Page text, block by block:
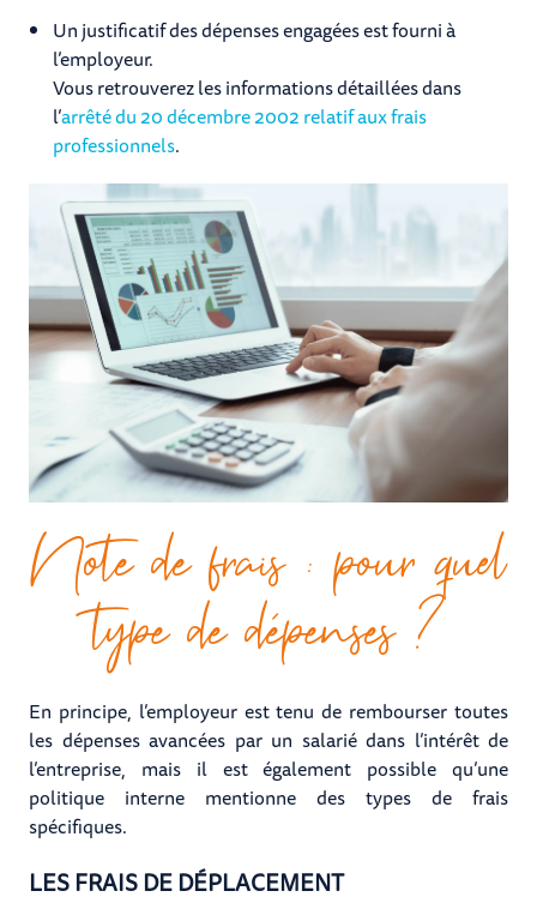
Un justificatif des dépenses engagées est fourni à
l’employeur.
Vous retrouverez les informations détaillées dans
l’arrêté du 20 décembre 2002 relatif aux frais
professionnels.
Note de frais : pour quel
type de dépenses ?
En principe, l’employeur est tenu de rembourser toutes
les dépenses avancées par un salarié dans l’intérêt de
l’entreprise, mais il est également possible qu’une
politique interne mentionne des types de frais
spécifiques.
LES FRAIS DE DÉPLACEMENT